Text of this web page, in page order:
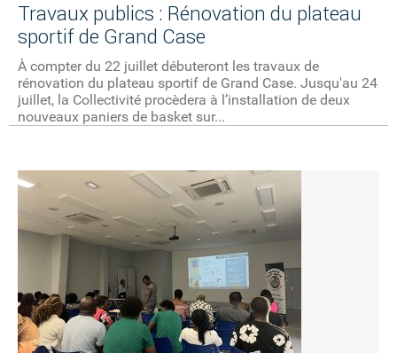
Travaux publics : Rénovation du plateau
sportif de Grand Case
À compter du 22 juillet débuteront les travaux de
rénovation du plateau sportif de Grand Case. Jusqu'au 24
juillet, la Collectivité procèdera à l’installation de deux
nouveaux paniers de basket sur...